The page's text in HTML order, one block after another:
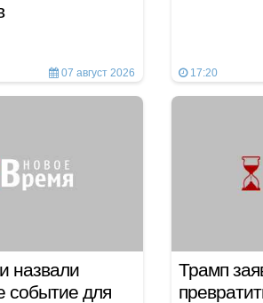
07 август 2026 17:20
назвали
для
Трамп